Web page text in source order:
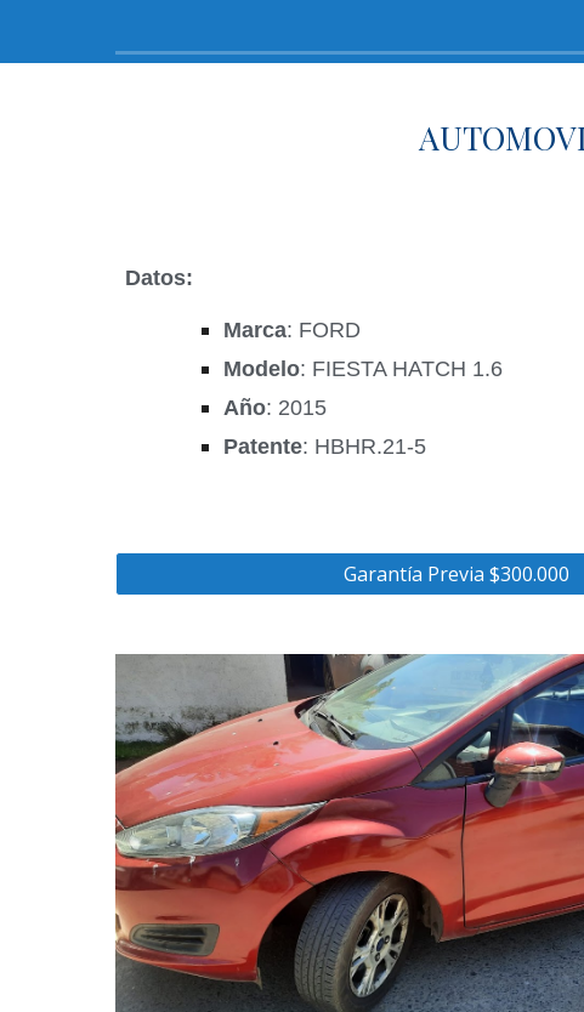
Datos:
Marca: FORD
Modelo: FIESTA HATCH 1.6
Año: 2015
Patente: HBHR.21-5
Garantía Previa $300.000